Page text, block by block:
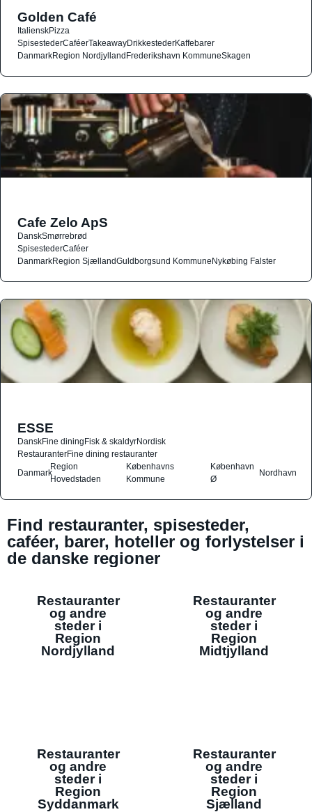
Golden Café
ItalienskPizza
SpisestederCaféerTakeawayDrikkestederKaffebarer
DanmarkRegion NordjyllandFrederikshavn KommuneSkagen
Cafe Zelo ApS
DanskSmørrebrød
SpisestederCaféer
DanmarkRegion SjællandGuldborgsund KommuneNykøbing Falster
ESSE
DanskFine diningFisk & skaldyrNordisk
RestauranterFine dining restauranter
Danmark
Region
Hovedstaden
Københavns
Kommune
København
Ø
Nordhavn
Find restauranter, spisesteder,
caféer, barer, hoteller og forlystelser i
de danske regioner
Restauranter
og andre
steder i
Region
Nordjylland
Restauranter
og andre
steder i
Region
Midtjylland
Restauranter
og andre
steder i
Region
Syddanmark
Restauranter
og andre
steder i
Region
Sjælland